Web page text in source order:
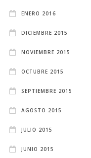
ENERO 2016
DICIEMBRE 2015
NOVIEMBRE 2015
OCTUBRE 2015
SEPTIEMBRE 2015
AGOSTO 2015
JULIO 2015
JUNIO 2015